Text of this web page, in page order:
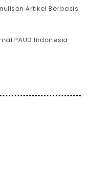
Artikel Berbasis
PAUD Indonesia